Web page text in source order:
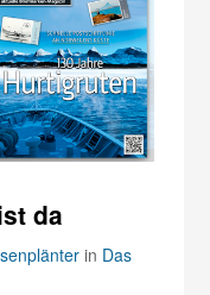
da
in Das